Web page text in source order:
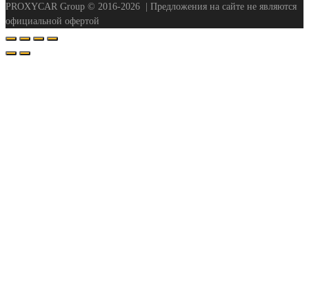
PROXYCAR Group © 2016-2026
| Предложения на сайте не являются
официальной офертой